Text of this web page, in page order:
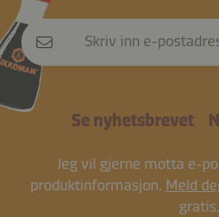
Skriv inn e-
Se nyhetsbrevet
Jeg vil gjerne motta e-
produktinformasjon. Meld
gratis.